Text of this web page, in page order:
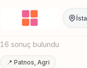
Anasayfa / Agri Patnos
Patnos, Agri Uygun
16 sonuç bulundu
📍 Patnos, Agri